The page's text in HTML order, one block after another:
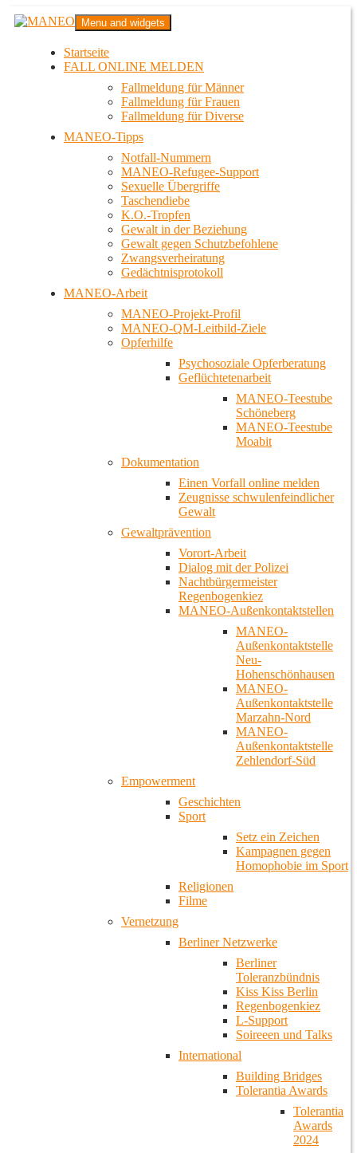
Zum
InhaltMANEO
Das schwule Anti-Gewalt-Projekt in Berlin
Menu and widgets
Startseite
FALL ONLINE MELDEN
Fallmeldung für Männer
Fallmeldung für Frauen
Fallmeldung für Diverse
MANEO-Tipps
Notfall-Nummern
MANEO-Refugee-Support
Sexuelle Übergriffe
Taschendiebe
K.O.-Tropfen
Gewalt in der Beziehung
Gewalt gegen Schutzbefohlene
Zwangsverheiratung
Gedächtnisprotokoll
MANEO-Arbeit
MANEO-Projekt-Profil
MANEO-QM-Leitbild-Ziele
Opferhilfe
Psychosoziale Opferberatung
Geflüchtetenarbeit
MANEO-Teestube
Schöneberg
MANEO-Teestube
Moabit
Dokumentation
Einen Vorfall online melden
Zeugnisse schwulenfeindlicher
Gewalt
Gewaltprävention
Vorort-Arbeit
Dialog mit der Polizei
Nachtbürgermeister
Regenbogenkiez
MANEO-Außenkontaktstellen
MANEO-
Außenkontaktstelle
Neu-
Hohenschönhausen
MANEO-
Außenkontaktstelle
Marzahn-Nord
MANEO-
Außenkontaktstelle
Zehlendorf-Süd
Empowerment
Geschichten
Sport
Setz ein Zeichen
Kampagnen gegen
Homophobie im Sport
Religionen
Filme
Vernetzung
Berliner Netzwerke
Berliner
Toleranzbündnis
Kiss Kiss Berlin
Regenbogenkiez
L-Support
Soireeen und Talks
International
Building Bridges
Tolerantia Awards
Tolerantia
Awards
2024